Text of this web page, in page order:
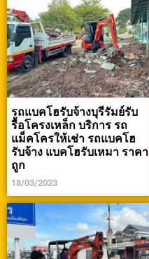
รถแบคโฮรับจ้างบุรีรัมย์รับ
รื้อโครงเหล็ก บริการ รถ
แม็คโครให้เช่า รถแบคโฮ
รับจ้าง แบคโฮรับเหมา ราคา
ถูก
18/03/2023